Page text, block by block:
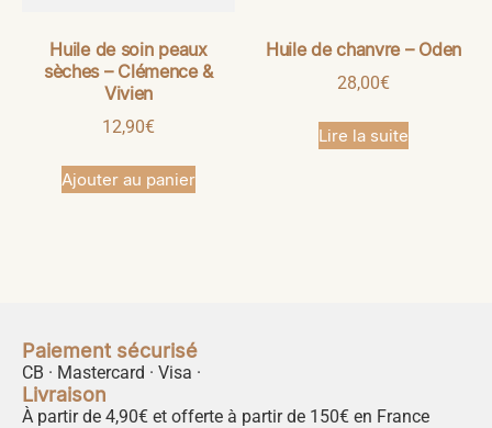
Huile de soin peaux
sèches – Clémence &
Vivien
12,90€
Ajouter au panier
Huile de chanvre – Oden
28,00€
Lire la suite
Paiement sécurisé
CB · Mastercard · Visa ·
Livraison
À partir de 4,90€ et offerte à partir de 150€ en France